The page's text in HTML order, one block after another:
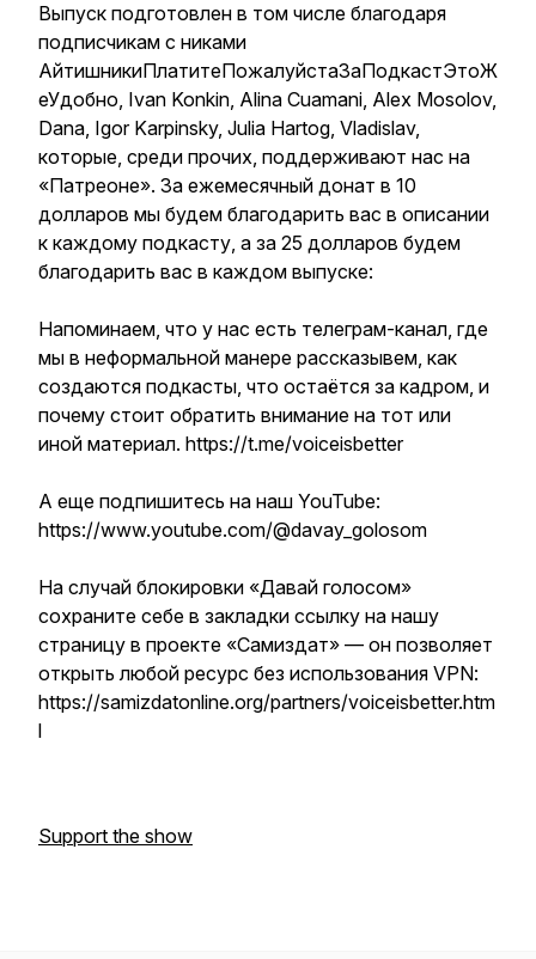
Выпуск подготовлен в том числе благодаря
подписчикам с никами
АйтишникиПлатитеПожалуйстаЗаПодкастЭтоЖ
еУдобно, Ivan Konkin, Alina Cuamani, Alex Mosolov,
Dana, Igor Karpinsky, Julia Hartog, Vladislav,
которые, среди прочих, поддерживают нас на
«Патреоне». За ежемесячный донат в 10
долларов мы будем благодарить вас в описании
к каждому подкасту, а за 25 долларов будем
благодарить вас в каждом выпуске:
Напоминаем, что у нас есть телеграм-канал, где
мы в неформальной манере рассказывем, как
создаются подкасты, что остаётся за кадром, и
почему стоит обратить внимание на тот или
иной материал. https://t.me/voiceisbetter
А еще подпишитесь на наш YouTube:
https://www.youtube.com/@davay_golosom
На случай блокировки «Давай голосом»
сохраните себе в закладки ссылку на нашу
страницу в проекте «Самиздат» — он позволяет
открыть любой ресурс без использования VPN:
https://samizdatonline.org/partners/voiceisbetter.htm
l
Support the show